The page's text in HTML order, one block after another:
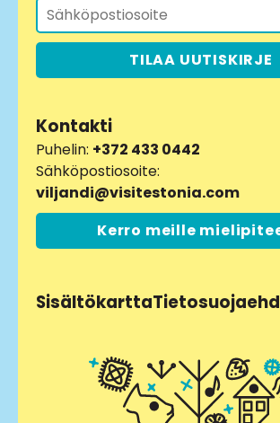
TILAA UUTISKIRJE
Kontakti
Puhelin: +372 433 0442
Sähköpostiosoite:
viljandi@visitestonia.com
Kerro meille
Sisältökartta